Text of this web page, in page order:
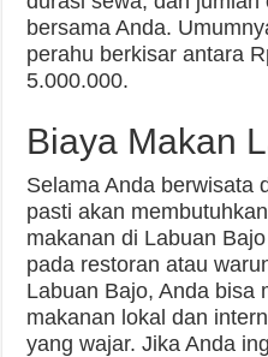
bersama Anda.
perahu berkisar antara
5.000.000.
Biaya Makan
Selama Anda berwisata
pasti akan
makanan di Labuan
pada restoran atau
Labuan Bajo, Anda bisa
makanan lokal dan
yang wajar. Jika Anda